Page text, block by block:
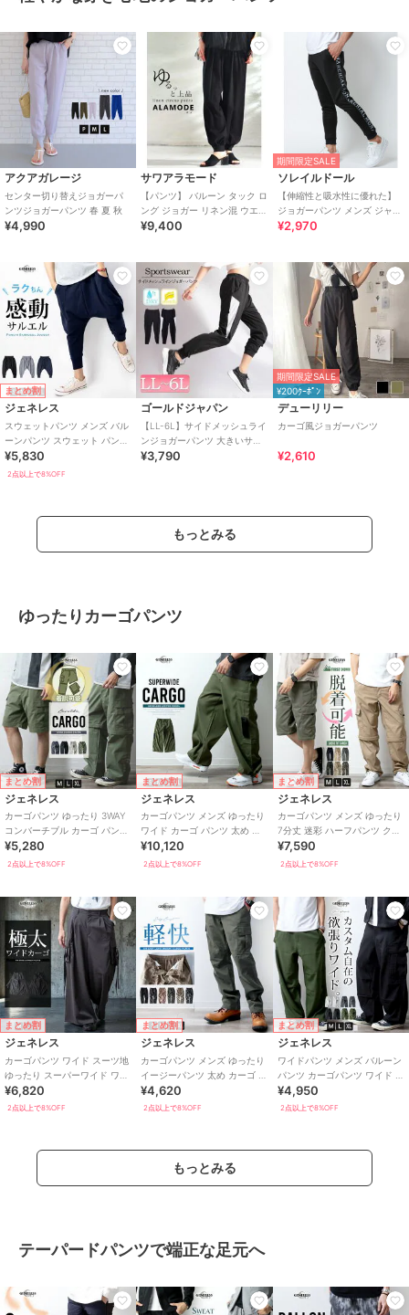
アクアガレージ
センター切り替えジョガーパ
ンツジョガーパンツ 春 夏 秋
¥4,990
サワアラモード
【パンツ】 バルーン タック ロ
ング ジョガー リネン混 ウエス
トゴム ハイウエスト ブラック
¥9,400
期間限定SALE
ソレイルドール
【伸縮性と吸水性に優れた】
ジョガーパンツ メンズ ジャー
ジ スキニー トラックパンツ
¥2,970
まとめ割
ジェネレス
スウェットパンツ メンズ バル
ーンパンツ スウェット パンツ
ジョガーパンツ サルエル クロ
ップド
¥5,830
2点以上で8%OFF
ゴールドジャパン
【LL-6L】サイドメッシュライ
ンジョガーパンツ 大きいサイ
ズ レディース
¥3,790
期間限定SALE
¥200ｸｰﾎﾟﾝ
デューリリー
カーゴ風ジョガーパンツ
¥2,610
もっとみる
ゆったりカーゴパンツ
まとめ割
ジェネレス
カーゴパンツ ゆったり 3WAY
コンバーチブル カーゴ パンツ
ルーズ 太め ミリタリーパンツ
¥5,280
2点以上で8%OFF
まとめ割
ジェネレス
カーゴパンツ メンズ ゆったり
ワイド カーゴ パンツ 太め お
しゃれ ワイドパンツ バギーパ
ンツ
¥10,120
2点以上で8%OFF
まとめ割
ジェネレス
カーゴパンツ メンズ ゆったり
7分丈 迷彩 ハーフパンツ クロ
ップドパンツ 脱着可能 3WAY
¥7,590
2点以上で8%OFF
まとめ割
ジェネレス
カーゴパンツ ワイド スーツ地
ゆったり スーパーワイド ワイ
ドパンツ カーゴ パンツ 極太
¥6,820
2点以上で8%OFF
まとめ割
ジェネレス
カーゴパンツ メンズ ゆったり
イージーパンツ 太め カーゴ パ
ンツ 無地 カモフラ ミリタリー
¥4,620
2点以上で8%OFF
まとめ割
ジェネレス
ワイドパンツ メンズ バルーン
パンツ カーゴパンツ ワイド パ
ンツ ゴムウエスト ゆったり カ
ーゴ
¥4,950
2点以上で8%OFF
もっとみる
テーパードパンツで端正な足元へ